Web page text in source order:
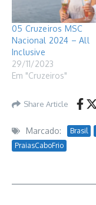
05 Cruzeiros MSC
Nacional 2024 – All
Inclusive
29/11/2023
Em "Cruzeiros"
Share Article
Marcado: Brasil
PraiasCaboFrio